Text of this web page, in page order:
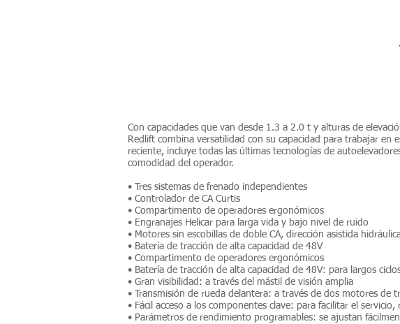
Con capacidades que van desde 1.3 a 2.0 t y alturas de
Redlift combina versatilidad con su capacidad para trabajar en
reciente, incluye todas las últimas tecnologías de
comodidad del operador.
• Tres sistemas de frenado independientes
• Controlador de CA Curtis
• Compartimento de operadores ergonómicos
• Engranajes Helicar para larga vida y bajo nivel de ruido
• Motores sin escobillas de doble CA, dirección asistida
• Batería de tracción de alta capacidad de 48V
• Compartimento de operadores ergonómicos
• Batería de tracción de alta capacidad de 48V: para largos
• Gran visibilidad: a través del mástil de visión amplia
• Transmisión de rueda delantera: a través de dos motores de
• Fácil acceso a los componentes clave: para facilitar el
• Parámetros de rendimiento programables: se ajustan